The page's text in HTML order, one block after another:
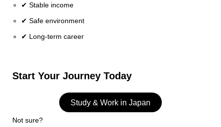
✔ Stable income
✔ Safe environment
✔ Long-term career
Start Your Journey Today
Study & Work in Japan
Not sure?